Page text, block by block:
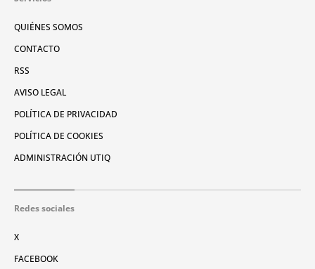
QUIÉNES SOMOS
CONTACTO
RSS
AVISO LEGAL
POLÍTICA DE PRIVACIDAD
POLÍTICA DE COOKIES
ADMINISTRACIÓN UTIQ
Redes sociales
X
FACEBOOK